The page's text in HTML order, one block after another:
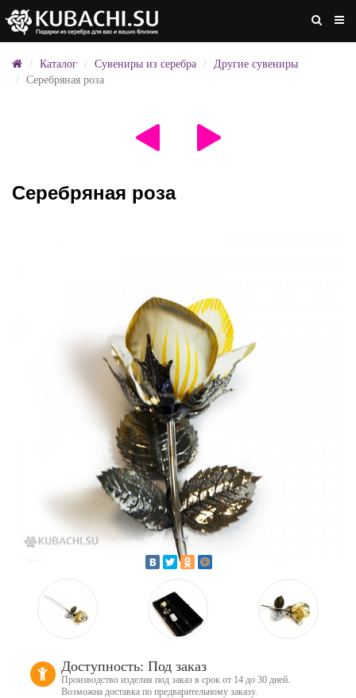
Каталог Сувениры из серебра
Другие сувениры
Серебряная роза
Серебряная роза
Доступность: Под заказ
Производство изделия под заказ в срок от 14 до 30 дней.
Возможна доставка по предварительному заказу.